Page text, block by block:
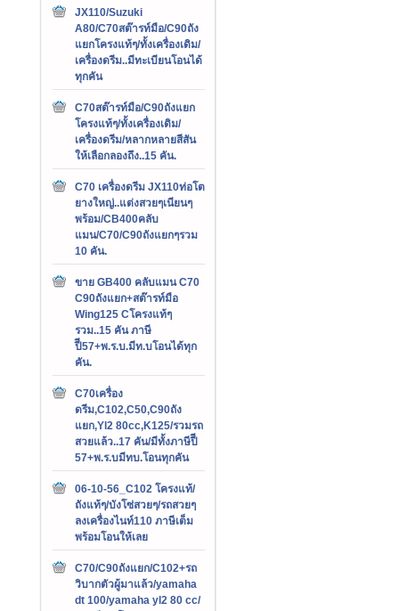
JX110/Suzuki
A80/C70สต๊ารท์มือ/C90ถัง
แยกโครงแท้ๆ/ทั้งเครื่องเดิม/
เครื่องดรีม..มีทะเบียนโอนได้
ทุกคัน
C70สต๊ารท์มือ/C90ถังแยก
โครงแท้ๆ/ทั้งเครื่องเดิม/
เครื่องดรีม/หลากหลายสีสัน
ให้เลือกลองถึง..15 คัน.
C70 เครื่องดรีม JX110ท่อโต
ยางใหญ่..แต่งสวยๆเนียนๆ
พร้อม/CB400คลับ
แมน/C70/C90ถังแยกๆรวม
10 คัน.
ขาย GB400 คลับแมน C70
C90ถังแยก+สต๊ารท์มือ
Wing125 Cโครงแท้ๆ
รวม..15 คัน ภาษี
ปีี57+พ.ร.บ.มีท.บโอนได้ทุก
คัน.
C70เครื่อง
ดรีม,C102,C50,C90ถัง
แยก,Yl2 80cc,K125/รวมรถ
สวยแล้ว..17 คัน/มีทั้งภาษีปีี
57+พ.ร.บมีทบ.โอนทุกคัน
06-10-56_C102 โครงแท้/
ถังแท้ๆ/บังโซ่สวยๆ/รถสวยๆ
ลงเครื่องไนท์110 ภาษีเต็ม
พร้อมโอนให้เลย
C70/C90ถังแยก/C102+รถ
วิบากตัวผู้มาแล้ว/yamaha
dt 100/yamaha yl2 80 cc/